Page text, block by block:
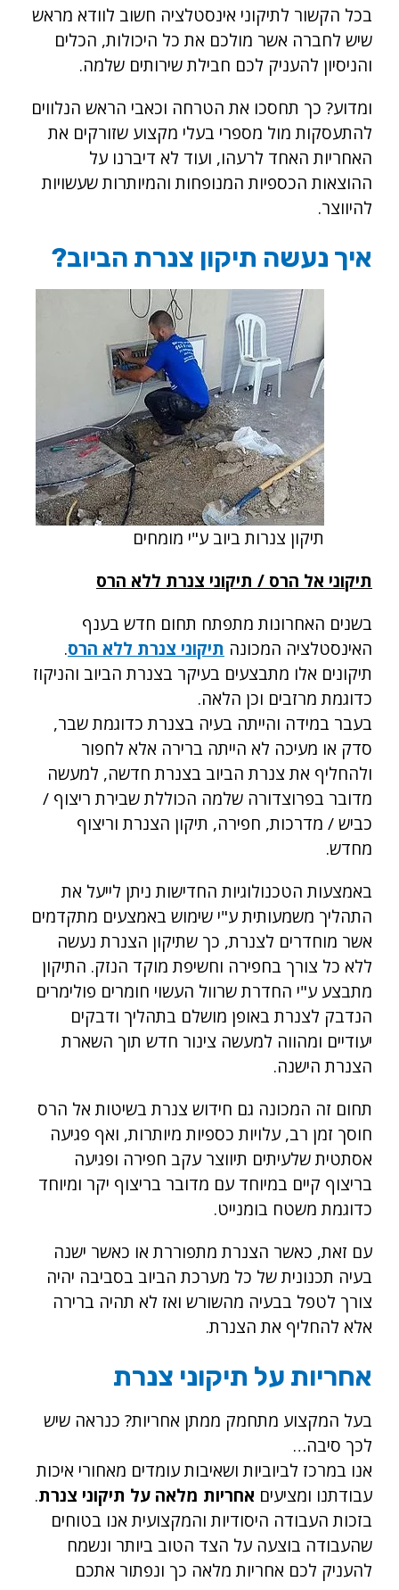
בכל הקשור לתיקוני אינסטלציה חשוב לוודא מראש
שיש לחברה אשר מולכם את כל היכולות, הכלים
והניסיון להעניק לכם חבילת שירותים שלמה.
ומדוע? כך תחסכו את הטרחה וכאבי הראש הנלווים
להתעסקות מול מספרי בעלי מקצוע שזורקים את
האחריות האחד לרעהו, ועוד לא דיברנו על
ההוצאות הכספיות המנופחות והמיותרות שעשויות
להיווצר.
איך נעשה תיקון צנרת הביוב?
תיקון צנרות ביוב ע"י מומחים
תיקוני אל הרס / תיקוני צנרת ללא הרס
בשנים האחרונות מתפתח תחום חדש בענף
האינסטלציה המכונה תיקוני צנרת ללא הרס.
תיקונים אלו מתבצעים בעיקר בצנרת הביוב והניקוז
כדוגמת מרזבים וכן הלאה.
בעבר במידה והייתה בעיה בצנרת כדוגמת שבר,
סדק או מעיכה לא הייתה ברירה אלא לחפור
ולהחליף את צנרת הביוב בצנרת חדשה, למעשה
מדובר בפרוצדורה שלמה הכוללת שבירת ריצוף /
כביש / מדרכות, חפירה, תיקון הצנרת וריצוף
מחדש.
באמצעות הטכנולוגיות החדישות ניתן לייעל את
התהליך משמעותית ע"י שימוש באמצעים מתקדמים
אשר מוחדרים לצנרת, כך שתיקון הצנרת נעשה
ללא כל צורך בחפירה וחשיפת מוקד הנזק. התיקון
מתבצע ע"י החדרת שרוול העשוי חומרים פולימרים
הנדבק לצנרת באופן מושלם בתהליך ודבקים
יעודיים ומהווה למעשה צינור חדש תוך השארת
הצנרת הישנה.
תחום זה המכונה גם חידוש צנרת בשיטות אל הרס
חוסך זמן רב, עלויות כספיות מיותרות, ואף פגיעה
אסתטית שלעיתים תיווצר עקב חפירה ופגיעה
בריצוף קיים במיוחד עם מדובר בריצוף יקר ומיוחד
כדוגמת משטח בומנייט.
עם זאת, כאשר הצנרת מתפוררת או כאשר ישנה
בעיה תכנונית של כל מערכת הביוב בסביבה יהיה
צורך לטפל בבעיה מהשורש ואז לא תהיה ברירה
אלא להחליף את הצנרת.
אחריות על תיקוני צנרת
בעל המקצוע מתחמק ממתן אחריות? כנראה שיש
לכך סיבה…
אנו במרכז לביוביות ושאיבות עומדים מאחורי איכות
עבודתנו ומציעים אחריות מלאה על תיקוני צנרת.
בזכות העבודה היסודיות והמקצועית אנו בטוחים
שהעבודה בוצעה על הצד הטוב ביותר ונשמח
להעניק לכם אחריות מלאה כך ונפתור אתכם